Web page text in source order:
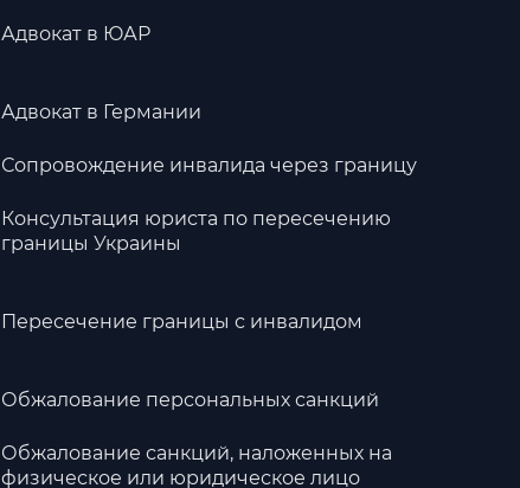
Адвокат в ЮАР
Адвокат в Германии
Сопровождение инвалида через границу
Консультация юриста по пересечению
границы Украины
Пересечение границы с инвалидом
Обжалование персональных санкций
Обжалование санкций, наложенных на
физическое или юридическое лицо